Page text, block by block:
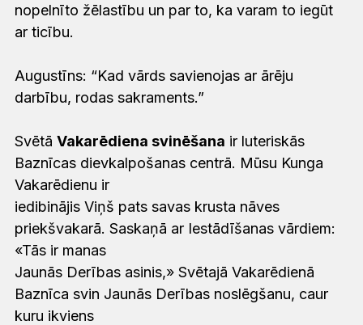
nopelnīto žēlastību un par to, ka varam to iegūt
ar ticību.
Augustīns: “Kad vārds savienojas ar ārēju
darbību, rodas sakraments.”
Svētā Vakarēdiena svinēšana ir luteriskās
Baznīcas dievkalpošanas centrā. Mūsu Kunga
Vakarēdienu ir
iedibinājis Viņš pats savas krusta nāves
priekšvakarā. Saskaņā ar Iestādīšanas vārdiem:
«Tās ir manas
Jaunās Derības asinis,» Svētajā Vakarēdienā
Baznīca svin Jaunās Derības noslēgšanu, caur
kuru ikviens